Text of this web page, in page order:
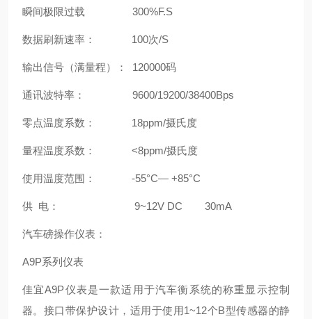
瞬间极限过载 300%F.S
数据刷新速率： 100次/S
输出信号（满量程）： 120000码
通讯波特率： 9600/19200/38400Bps
零点温度系数： 18ppm/摄氏度
量程温度系数： <8ppm/摄氏度
使用温度范围： -55°C— +85°C
供 电： 9~12V DC 30mA
汽车磅操作仪表：
A9P系列仪表
佳宜A9P仪表是一款适用于汽车衡系统的称重显示控制
器。接口带保护设计，适用于使用1~12个B型传感器的静